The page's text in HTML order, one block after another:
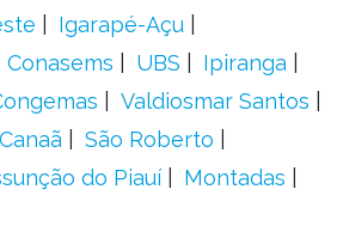
Igarapé-Açu
Conasems UBS
Ipiranga
Valdiosmar Santos
São Roberto
do Piauí
Montadas